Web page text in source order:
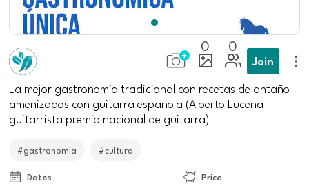
0 0
Join
La mejor gastronomía tradicional con recetas de antaño
amenizados con guitarra española (Alberto Lucena
guitarrista premio nacional de guitarra)
#gastronomia #cultura
Dates Price